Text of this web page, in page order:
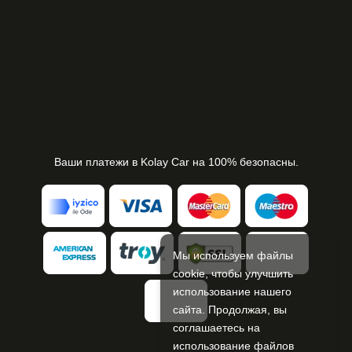
Ваши платежи в Kolay Car на 100% безопасны.
Мы используем файлы
cookie, чтобы улучшить
использование нашего
сайта. Продолжая, вы
соглашаетесь на
использование файлов